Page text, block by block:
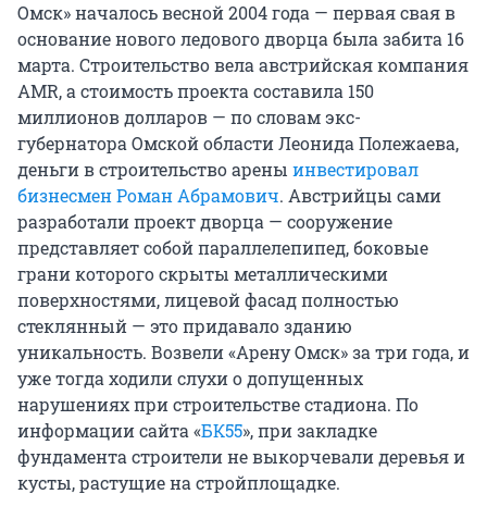
Омск» началось весной 2004 года — первая свая в
основание нового ледового дворца была забита 16
марта. Строительство вела австрийская компания
AMR, а стоимость проекта составила 150
миллионов долларов — по словам экс-
губернатора Омской области Леонида Полежаева,
деньги в строительство арены инвестировал
бизнесмен Роман Абрамович. Австрийцы сами
разработали проект дворца — сооружение
представляет собой параллелепипед, боковые
грани которого скрыты металлическими
поверхностями, лицевой фасад полностью
стеклянный — это придавало зданию
уникальность. Возвели «Арену Омск» за три года, и
уже тогда ходили слухи о допущенных
нарушениях при строительстве стадиона. По
информации сайта «БК55», при закладке
фундамента строители не выкорчевали деревья и
кусты, растущие на стройплощадке.